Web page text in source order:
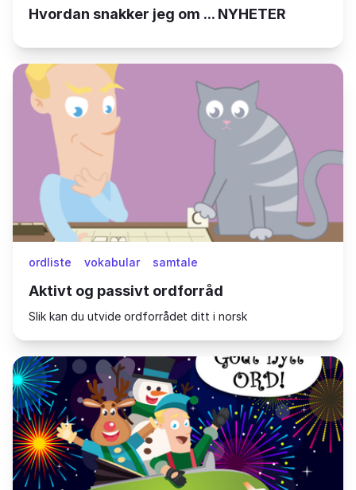
Hvordan snakker jeg om ... NYHETER
ordliste vokabular samtale
Aktivt og passivt ordforråd
Slik kan du utvide ordforrådet ditt i norsk